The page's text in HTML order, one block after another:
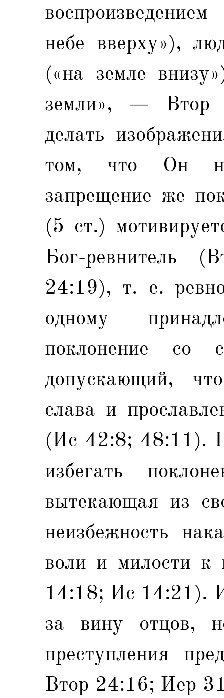
небе вверху»),
(«на земле
земли», — Втор
делать
том, что Он
запрещение же
(5 ст.)
Бог-ревнитель
24:19), т. е.
одному
поклонение со
допускающий,
слава и
(Ис 42:8; 48:11).
избегать
вытекающая из
неизбежность
воли и милости
14:18; Ис 14:21).
за вину отцов,
преступления
Втор 24:16; Иер